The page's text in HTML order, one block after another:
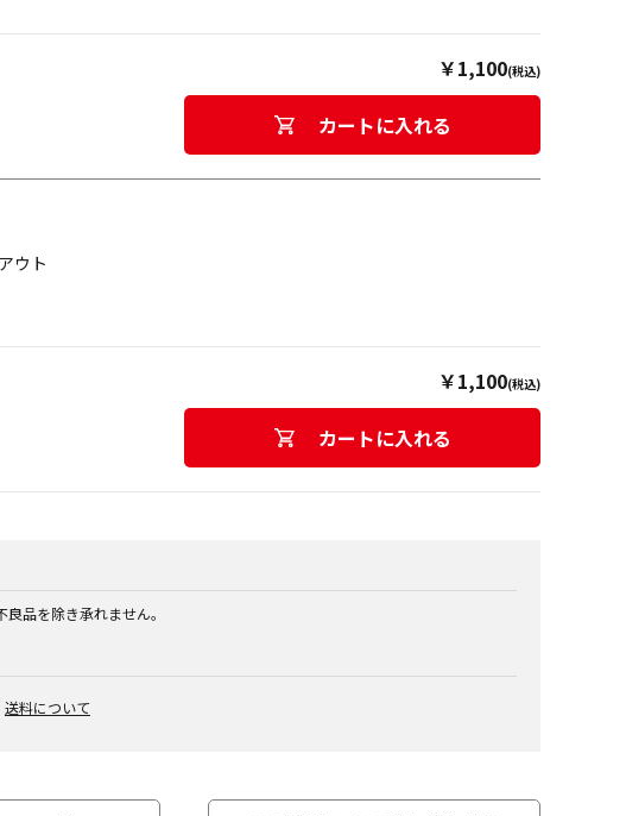
￥1,100(税込)
カートに入れる
ウト
￥1,100(税込)
カートに入れる
品を除き承れません。
送料について